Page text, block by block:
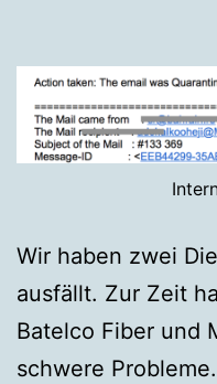
Wir haben zwei
ausfällt. Zur Zeit
Batelco Fiber und
schwere